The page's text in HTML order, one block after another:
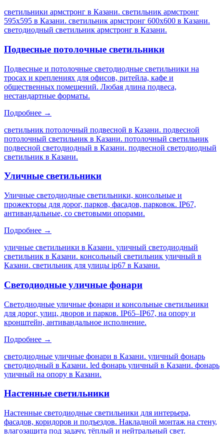
светильники армстронг в Казани. светильник армстронг
595х595 в Казани. светильник армстронг 600х600 в Казани.
светодиодный светильник армстронг в Казани.
Подвесные потолочные светильники
Подвесные и потолочные светодиодные светильники на
тросах и креплениях для офисов, ритейла, кафе и
общественных помещений. Любая длина подвеса,
нестандартные форматы.
Подробнее →
светильник потолочный подвесной в Казани. подвесной
потолочный светильник в Казани. потолочный светильник
подвесной светодиодный в Казани. подвесной светодиодный
светильник в Казани.
Уличные светильники
Уличные светодиодные светильники, консольные и
прожекторы для дорог, парков, фасадов, парковок. IP67,
антивандальные, со световыми опорами.
Подробнее →
уличные светильники в Казани. уличный светодиодный
светильник в Казани. консольный светильник уличный в
Казани. светильник для улицы ip67 в Казани.
Светодиодные уличные фонари
Светодиодные уличные фонари и консольные светильники
для дорог, улиц, дворов и парков. IP65–IP67, на опору и
кронштейн, антивандальное исполнение.
Подробнее →
светодиодные уличные фонари в Казани. уличный фонарь
светодиодный в Казани. led фонарь уличный в Казани. фонарь
уличный на опору в Казани.
Настенные светильники
Настенные светодиодные светильники для интерьера,
фасадов, коридоров и подъездов. Накладной монтаж на стену,
влагозащита под задачу, тёплый и нейтральный свет.